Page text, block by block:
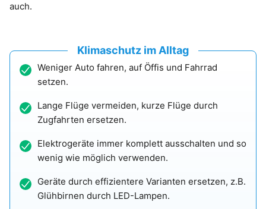
auch.
Klimaschutz im Alltag
Weniger Auto fahren, auf Öffis und Fahrrad
setzen.
Lange Flüge vermeiden, kurze Flüge durch
Zugfahrten ersetzen.
Elektrogeräte immer komplett ausschalten und so
wenig wie möglich verwenden.
Geräte durch effizientere Varianten ersetzen, z.B.
Glühbirnen durch LED-Lampen.